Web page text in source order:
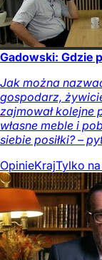
Gadowski: Gdzie
Jak można
gospodarz,
zajmował kolejne
własne meble i
siebie posiłki? –
OpinieKrajTylko